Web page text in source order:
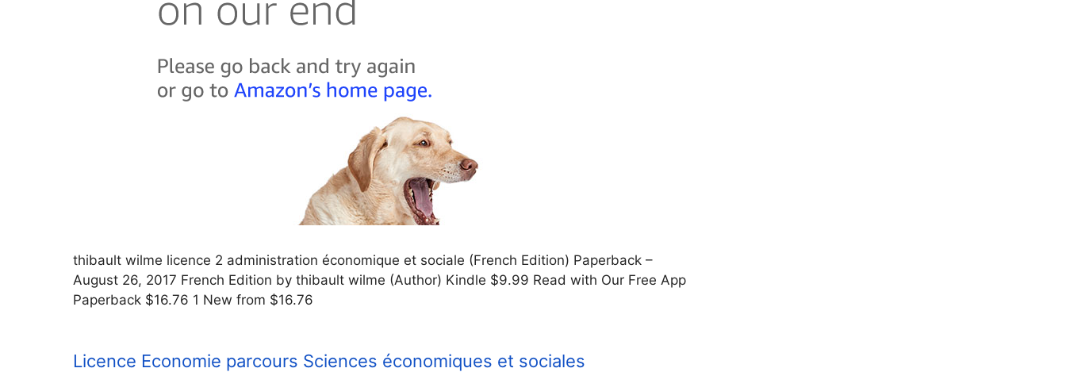
thibault wilme licence 2 administration économique et sociale (French Edition) Paperback –
August 26, 2017 French Edition by thibault wilme (Author) Kindle $9.99 Read with Our Free App
Paperback $16.76 1 New from $16.76
Licence Economie parcours Sciences économiques et sociales